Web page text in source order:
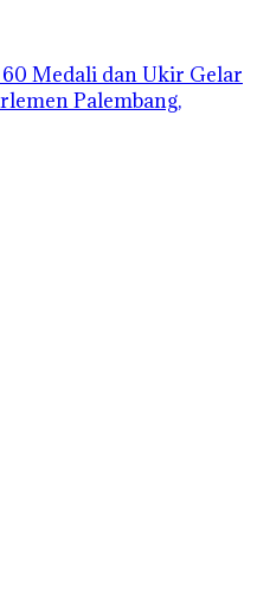
Medali dan Ukir Gelar
Palembang,